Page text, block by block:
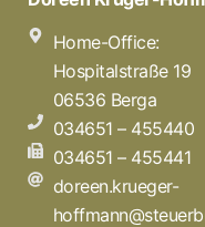
Home-Office:
Hospitalstraße 19
06536 Berga
034651 – 455440
034651 – 455441
doreen.krueger-